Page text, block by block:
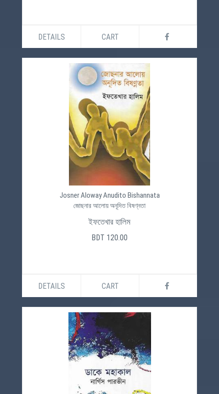
DETAILS CART
Josner Aloway Anudito Bishannata
জোছনার আলোয় অনূদিত বিষণ্নতা
ইফতেখার হালিম
BDT 120.00
DETAILS CART